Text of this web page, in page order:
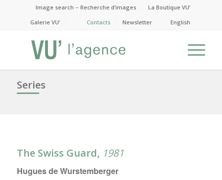
Image search – Recherche d’images
La Boutique VU’
Galerie VU’
Contacts Newsletter English
Series
The Swiss Guard, 1981
Hugues de Wurstemberger